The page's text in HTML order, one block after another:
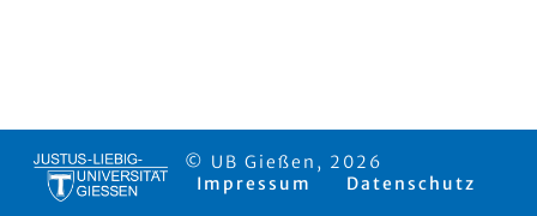
© UB Gießen, 2026
Impressum
Datenschutz